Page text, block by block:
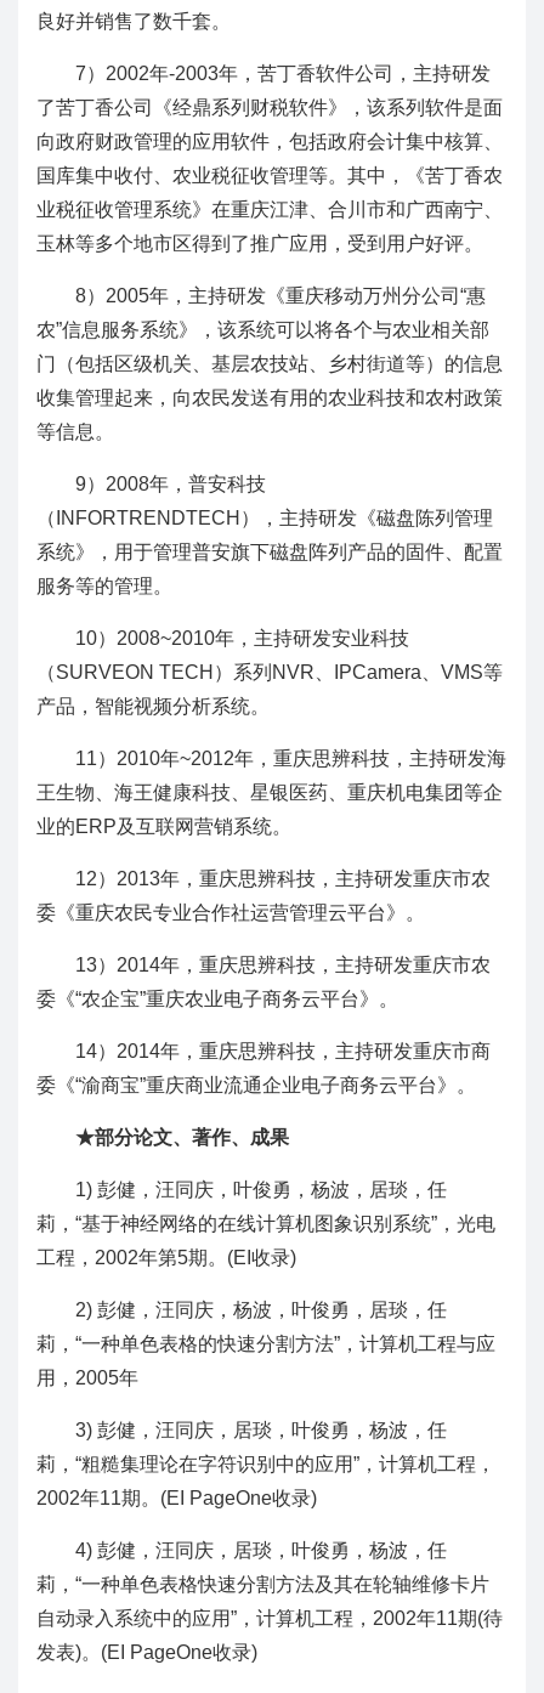
良好并销售了数千套。
7）2002年-2003年，苦丁香软件公司，主持研发
了苦丁香公司《经鼎系列财税软件》，该系列软件是面
向政府财政管理的应用软件，包括政府会计集中核算、
国库集中收付、农业税征收管理等。其中，《苦丁香农
业税征收管理系统》在重庆江津、合川市和广西南宁、
玉林等多个地市区得到了推广应用，受到用户好评。
8）2005年，主持研发《重庆移动万州分公司“惠
农”信息服务系统》，该系统可以将各个与农业相关部
门（包括区级机关、基层农技站、乡村街道等）的信息
收集管理起来，向农民发送有用的农业科技和农村政策
等信息。
9）2008年，普安科技
（INFORTRENDTECH），主持研发《磁盘陈列管理
系统》，用于管理普安旗下磁盘阵列产品的固件、配置
服务等的管理。
10）2008~2010年，主持研发安业科技
（SURVEON TECH）系列NVR、IPCamera、VMS等
产品，智能视频分析系统。
11）2010年~2012年，重庆思辨科技，主持研发海
王生物、海王健康科技、星银医药、重庆机电集团等企
业的ERP及互联网营销系统。
12）2013年，重庆思辨科技，主持研发重庆市农
委《重庆农民专业合作社运营管理云平台》。
13）2014年，重庆思辨科技，主持研发重庆市农
委《“农企宝”重庆农业电子商务云平台》。
14）2014年，重庆思辨科技，主持研发重庆市商
委《“渝商宝”重庆商业流通企业电子商务云平台》。
★部分论文、著作、成果
1) 彭健，汪同庆，叶俊勇，杨波，居琰，任
莉，“基于神经网络的在线计算机图象识别系统”，光电
工程，2002年第5期。(EI收录)
2) 彭健，汪同庆，杨波，叶俊勇，居琰，任
莉，“一种单色表格的快速分割方法”，计算机工程与应
用，2005年
3) 彭健，汪同庆，居琰，叶俊勇，杨波，任
莉，“粗糙集理论在字符识别中的应用”，计算机工程，
2002年11期。(EI PageOne收录)
4) 彭健，汪同庆，居琰，叶俊勇，杨波，任
莉，“一种单色表格快速分割方法及其在轮轴维修卡片
自动录入系统中的应用”，计算机工程，2002年11期(待
发表)。(EI PageOne收录)